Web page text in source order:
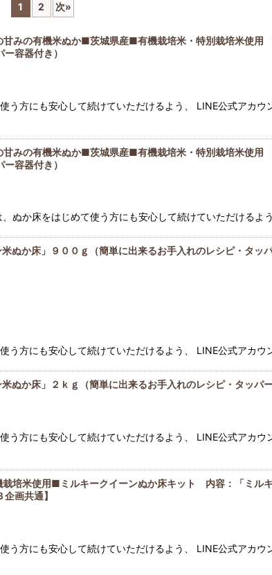
絞り込む
1 2 次»
みの有機米ぬか■茨城県産■有機栽培米・特別栽培米使用
容器付き）
方にも安心して続けていただけるよう、 LINE公式アカ
みの有機米ぬか■茨城県産■有機栽培米・特別栽培米使用
容器付き）
ぬか床をはじめて使う方にも安心して続けていただけるよ
か床」９００ｇ（簡単に出来るお手入れのレシピ・タッパ
う方にも安心して続けていただけるよう、 LINE公式アカ
か床」２ｋｇ（簡単に出来るお手入れのレシピ・タッパー
方にも安心して続けていただけるよう、 LINE公式アカ
培米使用■ミルキークイーンぬか床キット 内容：「ミル
画共通】
方にも安心して続けていただけるよう、 LINE公式アカ